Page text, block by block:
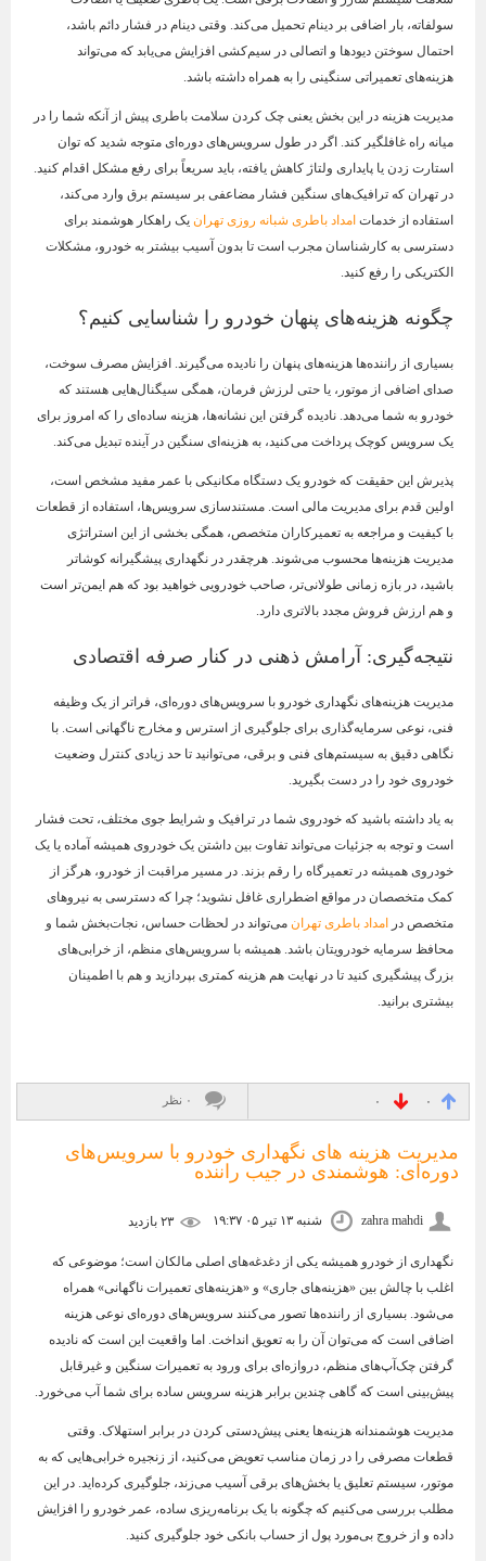
سولفاته، بار اضافی بر دینام تحمیل می‌کند. وقتی دینام در فشار دائم باشد،
احتمال سوختن دیودها و اتصالی در سیم‌کشی افزایش می‌یابد که می‌تواند
هزینه‌های تعمیراتی سنگینی را به همراه داشته باشد.
مدیریت هزینه در این بخش یعنی چک کردن سلامت باطری پیش از آنکه شما را در
میانه راه غافلگیر کند. اگر در طول سرویس‌های دوره‌ای متوجه شدید که توان
استارت زدن یا پایداری ولتاژ کاهش یافته، باید سریعاً برای رفع مشکل اقدام کنید.
در تهران که ترافیک‌های سنگین فشار مضاعفی بر سیستم برق وارد می‌کند،
استفاده از خدمات امداد باطری شبانه روزی تهران یک راهکار هوشمند برای
دسترسی به کارشناسان مجرب است تا بدون آسیب بیشتر به خودرو، مشکلات
الکتریکی را رفع کنید.
چگونه هزینه‌های پنهان خودرو را شناسایی کنیم؟
بسیاری از راننده‌ها هزینه‌های پنهان را نادیده می‌گیرند. افزایش مصرف سوخت،
صدای اضافی از موتور، یا حتی لرزش فرمان، همگی سیگنال‌هایی هستند که
خودرو به شما می‌دهد. نادیده گرفتن این نشانه‌ها، هزینه ساده‌ای را که امروز برای
یک سرویس کوچک پرداخت می‌کنید، به هزینه‌ای سنگین در آینده تبدیل می‌کند.
پذیرش این حقیقت که خودرو یک دستگاه مکانیکی با عمر مفید مشخص است،
اولین قدم برای مدیریت مالی است. مستندسازی سرویس‌ها، استفاده از قطعات
با کیفیت و مراجعه به تعمیرکاران متخصص، همگی بخشی از این استراتژی
مدیریت هزینه‌ها محسوب می‌شوند. هرچقدر در نگهداری پیشگیرانه کوشاتر
باشید، در بازه زمانی طولانی‌تر، صاحب خودرویی خواهید بود که هم ایمن‌تر است
و هم ارزش فروش مجدد بالاتری دارد.
نتیجه‌گیری: آرامش ذهنی در کنار صرفه اقتصادی
مدیریت هزینه‌های نگهداری خودرو با سرویس‌های دوره‌ای، فراتر از یک وظیفه
فنی، نوعی سرمایه‌گذاری برای جلوگیری از استرس و مخارج ناگهانی است. با
نگاهی دقیق به سیستم‌های فنی و برقی، می‌توانید تا حد زیادی کنترل وضعیت
خودروی خود را در دست بگیرید.
به یاد داشته باشید که خودروی شما در ترافیک و شرایط جوی مختلف، تحت فشار
است و توجه به جزئیات می‌تواند تفاوت بین داشتن یک خودروی همیشه آماده یا یک
خودروی همیشه در تعمیرگاه را رقم بزند. در مسیر مراقبت از خودرو، هرگز از
کمک متخصصان در مواقع اضطراری غافل نشوید؛ چرا که دسترسی به نیروهای
متخصص در امداد باطری تهران می‌تواند در لحظات حساس، نجات‌بخش شما و
محافظ سرمایه خودرویتان باشد. همیشه با سرویس‌های منظم، از خرابی‌های
بزرگ پیشگیری کنید تا در نهایت هم هزینه کمتری بپردازید و هم با اطمینان
بیشتری برانید.
۰ ۰ ۰ نظر
مدیریت هزینه‌ های نگهداری خودرو با سرویس‌های
دوره‌ای: هوشمندی در جیب راننده
zahra mahdi شنبه ۱۳ تیر ۰۵ ۱۹:۳۷
نگهداری از خودرو همیشه یکی از دغدغه‌های اصلی مالکان است؛ موضوعی که
اغلب با چالش بین «هزینه‌های جاری» و «هزینه‌های تعمیرات ناگهانی» همراه
می‌شود. بسیاری از راننده‌ها تصور می‌کنند سرویس‌های دوره‌ای نوعی هزینه
اضافی است که می‌توان آن را به تعویق انداخت. اما واقعیت این است که نادیده
گرفتن چک‌آپ‌های منظم، دروازه‌ای برای ورود به تعمیرات سنگین و غیرقابل
پیش‌بینی است که گاهی چندین برابر هزینه سرویس ساده برای شما آب می‌خورد.
مدیریت هوشمندانه هزینه‌ها یعنی پیش‌دستی کردن در برابر استهلاک. وقتی
قطعات مصرفی را در زمان مناسب تعویض می‌کنید، از زنجیره خرابی‌هایی که به
موتور، سیستم تعلیق یا بخش‌های برقی آسیب می‌زند، جلوگیری کرده‌اید. در این
مطلب بررسی می‌کنیم که چگونه با یک برنامه‌ریزی ساده، عمر خودرو را افزایش
داده و از خروج بی‌مورد پول از حساب بانکی خود جلوگیری کنید.